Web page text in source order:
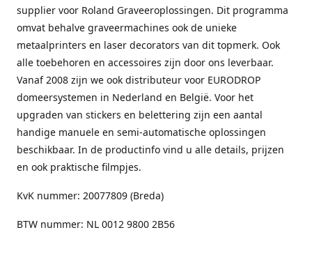
supplier voor Roland Graveeroplossingen. Dit programma
omvat behalve graveermachines ook de unieke
metaalprinters en laser decorators van dit topmerk. Ook
alle toebehoren en accessoires zijn door ons leverbaar.
Vanaf 2008 zijn we ook distributeur voor EURODROP
domeersystemen in Nederland en België. Voor het
upgraden van stickers en belettering zijn een aantal
handige manuele en semi-automatische oplossingen
beschikbaar. In de productinfo vind u alle details, prijzen
en ook praktische filmpjes.
KvK nummer: 20077809 (Breda)
BTW nummer: NL 0012 9800 2B56